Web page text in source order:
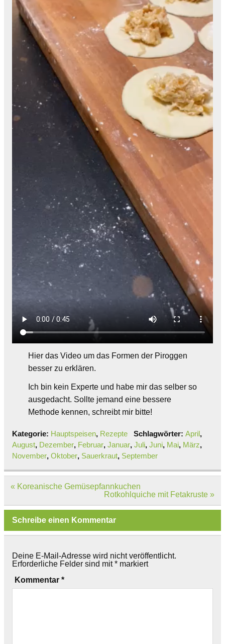
Hier das Video um das Formen der Piroggen
besser zu erklären.
Ich bin kein Experte und habe mir das selber so
ausgedacht. Sollte jemand eine bessere
Methode kennen, schreibt mir bitte!
Kategorie: Hauptspeisen, Rezepte Schlagwörter: April,
August, Dezember, Februar, Januar, Juli, Juni, Mai, März,
November, Oktober, Sauerkraut, September
Beitragsnavigation
« Koreanische Gemüsepfannkuchen
Rotkohlquiche mit Fetakruste »
Schreibe einen Kommentar
Deine E-Mail-Adresse wird nicht veröffentlicht.
Erforderliche Felder sind mit* markiert
Kommentar *